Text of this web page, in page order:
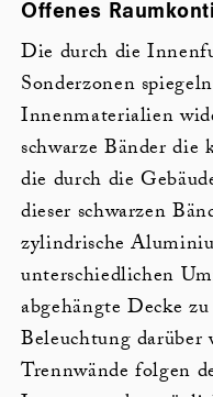
Offenes
Die durch die
Sonderzonen
Innenmaterialien
schwarze Bänder
die durch die
dieser schwarzen
zylindrische
unterschiedlichen
abgehängte Decke
Beleuchtung darüber
Trennwände folgen